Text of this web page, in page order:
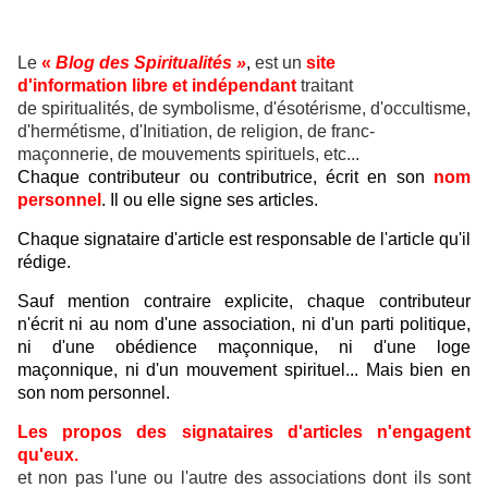
Le « Blog des Spiritualités », est un site
d'information libre et indépendant traitant
de spiritualités, de symbolisme, d'ésotérisme, d'occultisme,
d'hermétisme, d'Initiation, de religion, de franc-
maçonnerie, de mouvements spirituels, etc...
Chaque contributeur ou contributrice, écrit en son nom
personnel . Il ou elle signe ses articles.
Chaque signataire d'article est responsable de l'article qu'il
rédige.
Sauf mention contraire explicite, chaque contributeur
n'écrit ni au nom d'une association, ni d'un parti politique,
ni d'une obédience maçonnique, ni d'une loge
maçonnique, ni d'un mouvement spirituel... Mais bien en
son nom personnel.
Les propos des signataires d'articles n'engagent
qu'eux.
et non pas l'une ou l'autre des associations dont ils sont